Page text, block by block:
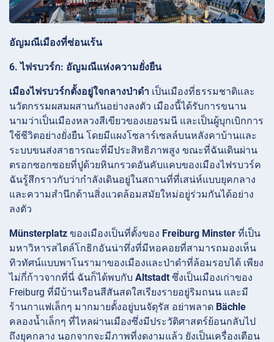
อัญมณีเมืองที่ซ่อนเร้น
6. ไฟรบวร์ก: อัญมณีแห่งความยั่งยืน
เมืองไฟรบวร์กตั้งอยู่ใจกลางป่าดำ เป็นเมืองที่ธรรมชาติและ
นวัตกรรมผสมผสานกันอย่างลงตัว เมืองนี้ได้รับการขนาน
นามว่าเป็นเมืองหลวงสีเขียวของเยอรมนี และเป็นผู้บุกเบิกการ
ใช้ชีวิตอย่างยั่งยืน โดยมีแผงโซลาร์เซลล์บนหลังคาบ้านและ
ระบบขนส่งสาธารณะที่มีประสิทธิภาพสูง ขณะที่ฉันเดินผ่าน
ตรอกซอกซอยที่ปูด้วยหินกรวดอันคับแคบของเมืองไฟรบวร์ค
ฉันรู้สึกราวกับว่ากำลังเดินอยู่ในสถานที่ที่เสน่ห์แบบยุคกลาง
และความสำนึกด้านสิ่งแวดล้อมสมัยใหม่อยู่ร่วมกันได้อย่าง
ลงตัว
Münsterplatz ของเมืองเป็นที่ตั้งของ Freiburg Minster ที่เป็น
มหาวิหารสไตล์โกธิกอันน่าทึ่งที่มีหอคอยที่สามารถมองเห็น
ทิวทัศน์แบบพาโนรามาของเมืองและป่าดำที่ล้อมรอบได้ เพียง
ไม่กี่ก้าวจากที่นี่ ฉันก็ได้พบกับ Altstadt ซึ่งเป็นเมืองเก่าของ
Freiburg ที่มีบ้านเรือนสีสันสดใสเรียงรายอยู่ริมถนน และมี
ร้านกาแฟเล็กๆ มากมายตั้งอยู่บนจัตุรัส อย่าพลาด Bächle
คลองน้ำเล็กๆ ที่ไหลผ่านเมืองซึ่งมีประวัติศาสตร์ย้อนกลับไป
ถึงยุคกลาง นอกจากจะมีภาพที่งดงามแล้ว ยังเป็นเครื่องเตือน